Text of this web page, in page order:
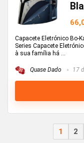
Capacete Eletrónico Bo-
Series Capacete
à sua família há ...
Quase Dado 17
1 2